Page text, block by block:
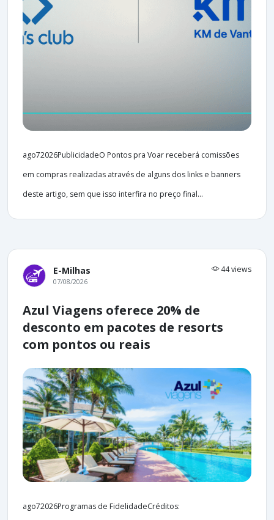
ago72026PublicidadeO Pontos pra Voar receberá comissões
em compras realizadas através de alguns dos links e banners
deste artigo, sem que isso interfira no preço final...
E-Milhas 44 views
07/08/2026
Azul Viagens oferece 20% de
desconto em pacotes de resorts
com pontos ou reais
ago72026Programas de FidelidadeCréditos: